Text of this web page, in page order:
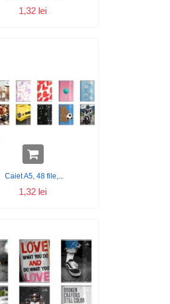
1,32 lei
Caiet A5, 48 file,...
1,32 lei